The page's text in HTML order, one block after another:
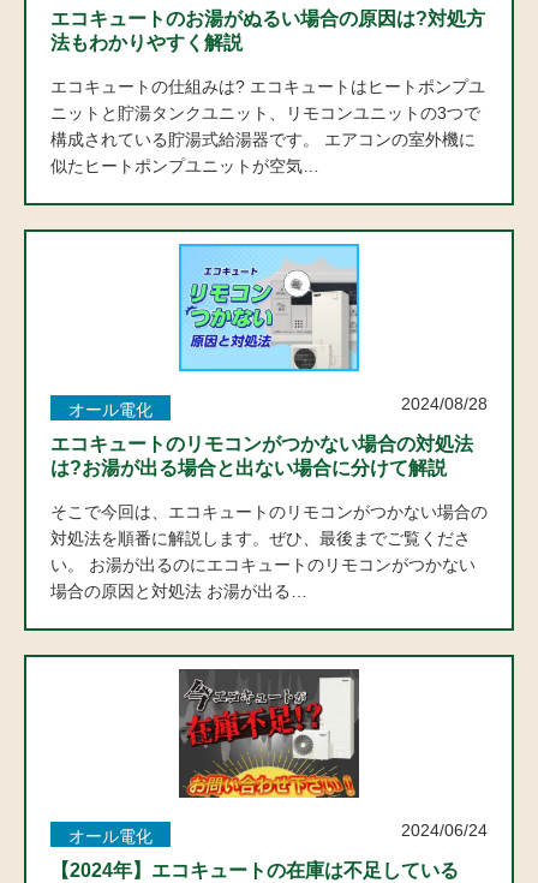
エコキュートのお湯がぬるい場合の原因は?対処方
法もわかりやすく解説
エコキュートの仕組みは? エコキュートはヒートポンプユ
ニットと貯湯タンクユニット、リモコンユニットの3つで
構成されている貯湯式給湯器です。 エアコンの室外機に
似たヒートポンプユニットが空気…
オール電化 2024/08/28
エコキュートのリモコンがつかない場合の対処法
は?お湯が出る場合と出ない場合に分けて解説
そこで今回は、エコキュートのリモコンがつかない場合の
対処法を順番に解説します。ぜひ、最後までご覧くださ
い。 お湯が出るのにエコキュートのリモコンがつかない
場合の原因と対処法 お湯が出る…
オール電化 2024/06/24
【2024年】エコキュートの在庫は不足している